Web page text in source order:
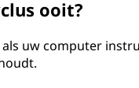
ooit?
uw computer